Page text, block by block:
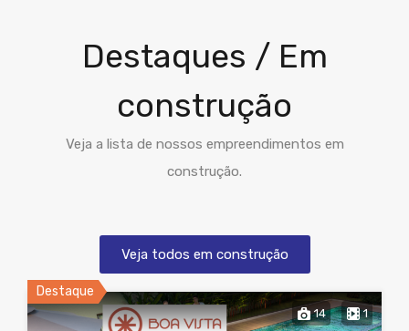
Destaques / Em
construção
Veja a lista de nossos empreendimentos em
construção.
Veja todos em construção
Destaque
14 1